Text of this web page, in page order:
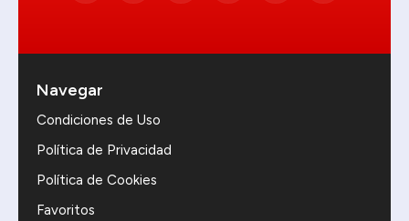
Navegar
Condiciones de Uso
Política de Privacidad
Política de Cookies
Favoritos